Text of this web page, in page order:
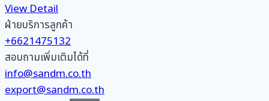
View Detail
ฝ่ายบริการลูกค้า
+6621475132
สอบถามเพิ่มเติมได้ที่
info@sandm.co.th
export@sandm.co.th